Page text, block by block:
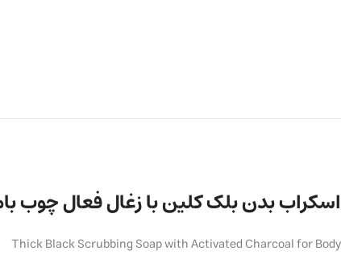
اسکراب بدن بلک کلین با زغال فعال چوب بامبو 300 میلی
Thick Black Scrubbing Soap with Activated Charcoal for Body